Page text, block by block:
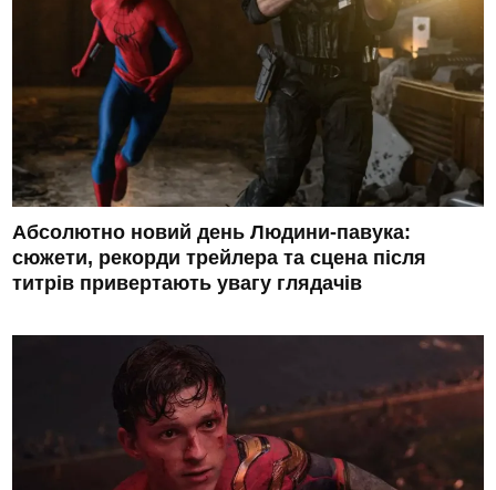
Абсолютно новий день Людини-павука:
сюжети, рекорди трейлера та сцена після
титрів привертають увагу глядачів